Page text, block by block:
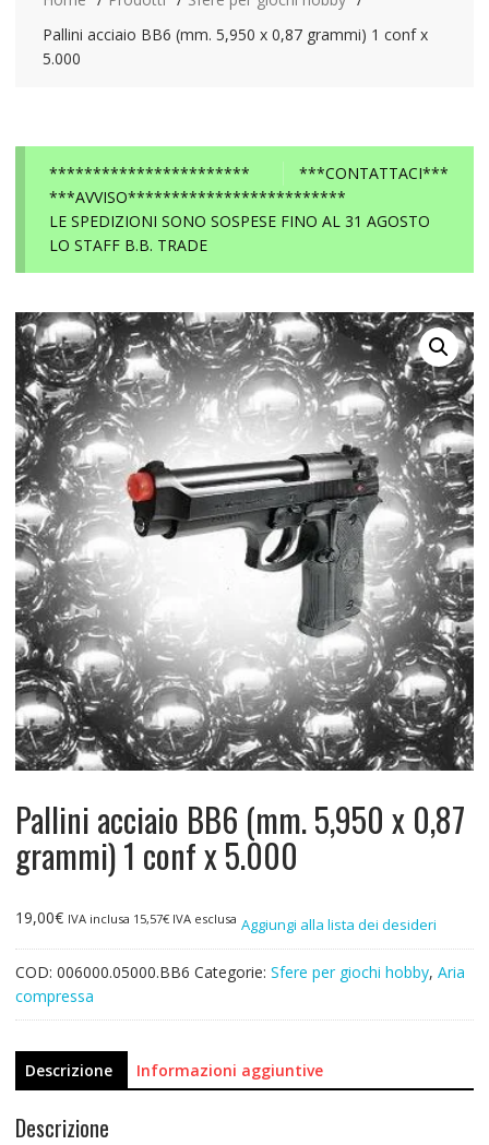
Pallini acciaio BB6 (mm. 5,950 x 0,87 grammi) 1 conf x
5.000
***CONTATTACI***
***********************
***AVVISO*************************
LE SPEDIZIONI SONO SOSPESE FINO AL 31 AGOSTO
LO STAFF B.B. TRADE
Pallini acciaio BB6 (mm. 5,950 x 0,87
grammi) 1 conf x 5.000
19,00€ IVA inclusa 15,57€IVA esclusa Aggiungi alla lista dei desideri
COD: 006000.05000.BB6 Categorie: Sfere per giochi hobby, Aria
compressa
Descrizione Informazioni aggiuntive
Descrizione